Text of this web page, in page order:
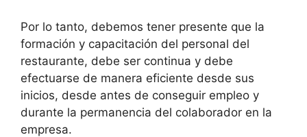
Por lo tanto, debemos tener presente que la
formación y capacitación del personal del
restaurante, debe ser continua y debe
efectuarse de manera eficiente desde sus
inicios, desde antes de conseguir empleo y
durante la permanencia del colaborador en la
empresa.